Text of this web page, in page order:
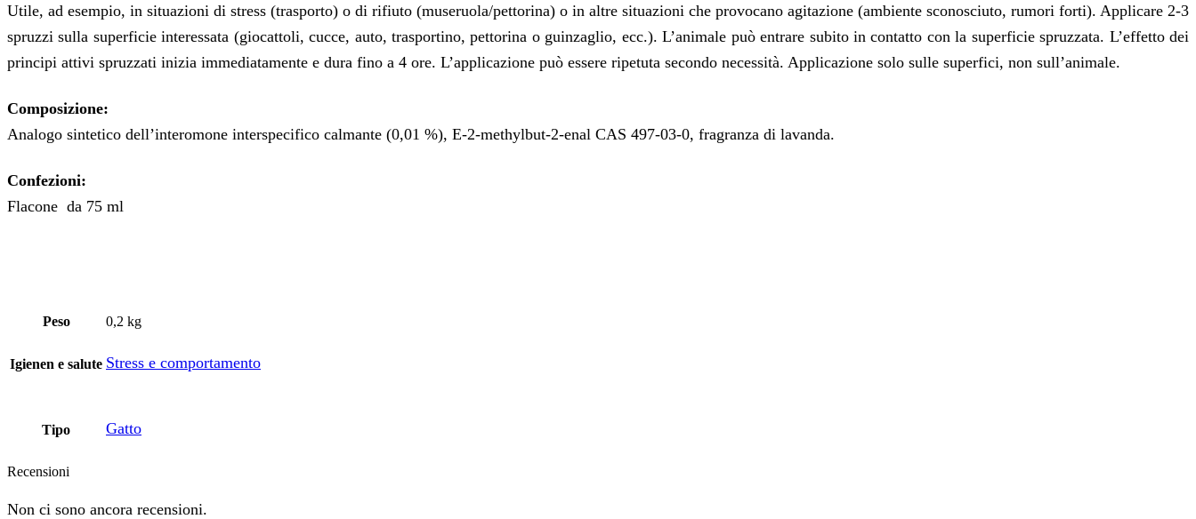
Utile, ad esempio, in situazioni di stress (trasporto) o di rifiuto (museruola/pettorina) o in altre situazioni che provocano agitazione (ambiente sconosciuto, rumori forti). Applicare 2-3
spruzzi sulla superficie interessata (giocattoli, cucce, auto, trasportino, pettorina o guinzaglio, ecc.). L’animale può entrare subito in contatto con la superficie spruzzata. L’effetto dei
principi attivi spruzzati inizia immediatamente e dura fino a 4 ore. L’applicazione può essere ripetuta secondo necessità. Applicazione solo sulle superfici, non sull’animale.
Composizione:
Analogo sintetico dell’interomone interspecifico calmante (0,01 %), E-2-methylbut-2-enal CAS 497-03-0, fragranza di lavanda.
Confezioni:
Flacone da 75 ml
Peso 0,2 kg
Igienen e salute Stress e comportamento
Tipo Gatto
Recensioni
Non ci sono ancora recensioni.